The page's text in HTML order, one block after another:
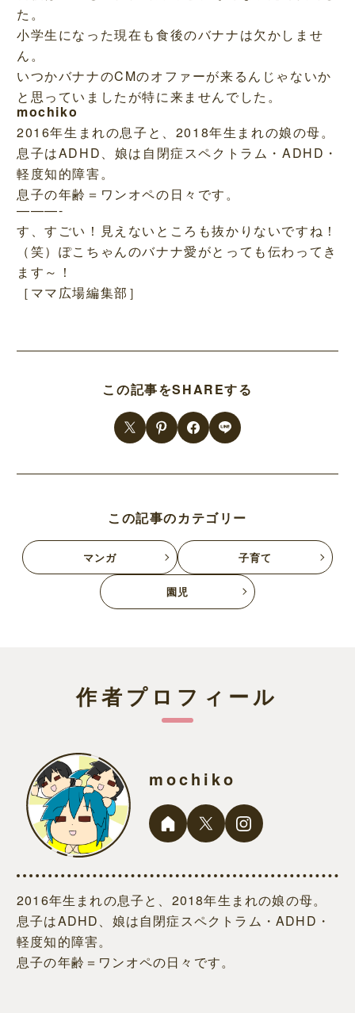
た。
小学生になった現在も食後のバナナは欠かしませ
ん。
いつかバナナのCMのオファーが来るんじゃないか
と思っていましたが特に来ませんでした。
mochiko
2016年生まれの息子と、2018年生まれの娘の母。
息子はADHD、娘は自閉症スペクトラム・ADHD・
軽度知的障害。
息子の年齢＝ワンオペの日々です。
———-
す、すごい！見えないところも抜かりないですね！
（笑）ぽこちゃんのバナナ愛がとっても伝わってき
ます～！
［ママ広場編集部］
この記事をSHAREする
この記事のカテゴリー
マンガ 子育て
園児
作者プロフィール
mochiko
2016年生まれの息子と、2018年生まれの娘の母。
息子はADHD、娘は自閉症スペクトラム・ADHD・
軽度知的障害。
息子の年齢＝ワンオペの日々です。